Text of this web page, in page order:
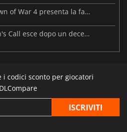
Warhammer 40.000: Dawn of War 4 presenta la fazione dei Necron
Forsaken Realms: Vahrin's Call esce dopo un decennio di sviluppo
codici sconto per giocatori